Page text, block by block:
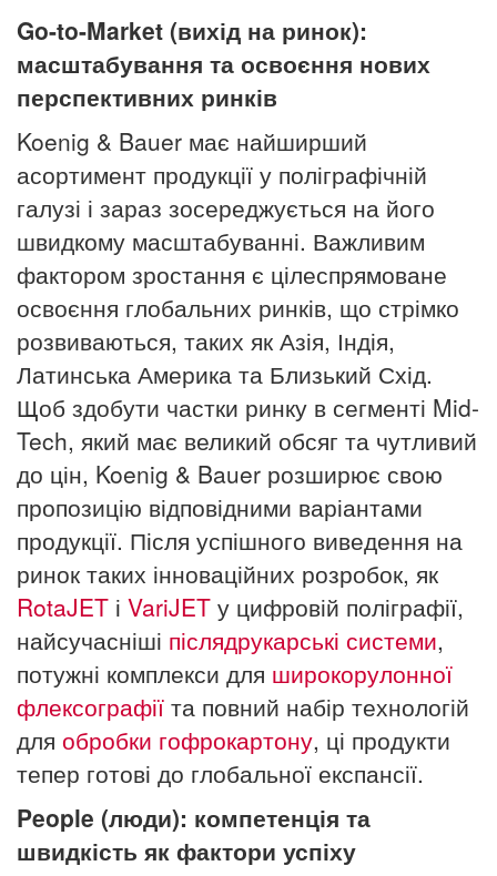
Go-to-Market (вихід на ринок):
масштабування та освоєння нових
перспективних ринків
Koenig & Bauer має найширший
асортимент продукції у поліграфічній
галузі і зараз зосереджується на його
швидкому масштабуванні. Важливим
фактором зростання є цілеспрямоване
освоєння глобальних ринків, що стрімко
розвиваються, таких як Азія, Індія,
Латинська Америка та Близький Схід.
Щоб здобути частки ринку в сегменті Mid-
Tech, який має великий обсяг та чутливий
до цін, Koenig & Bauer розширює свою
пропозицію відповідними варіантами
продукції. Після успішного виведення на
ринок таких інноваційних розробок, як
RotaJET і VariJET у цифровій поліграфії,
найсучасніші післядрукарські системи,
потужні комплекси для широкорулонної
флексографії та повний набір технологій
для обробки гофрокартону, ці продукти
тепер готові до глобальної експансії.
People (люди): компетенція та
швидкість як фактори успіху